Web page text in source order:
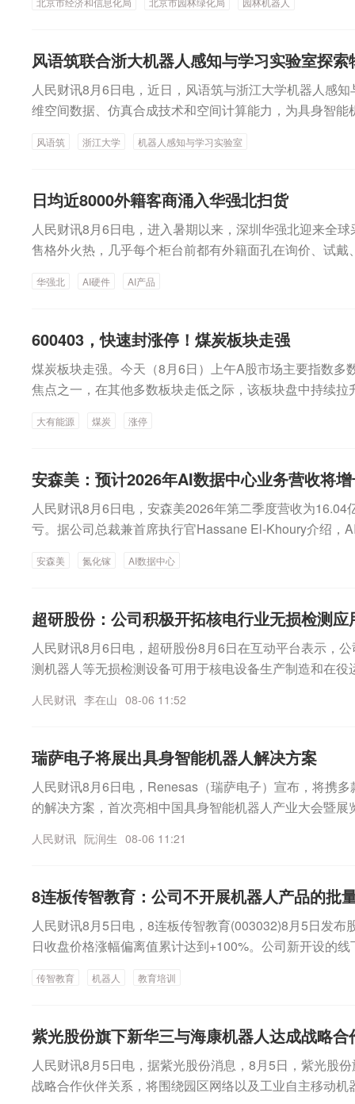
园林绿化精细化管理、赋能首都花园城市建设的重要抓
人常态化对接机制，推进实地踏勘与示范试点建设；持
加快适配型机器人方案落地试用，打造可复制推广的智
器人产业协同高质量发展。
风语筑联合浙大机器人感知与学习实验室探
人民财讯8月6日电，近日，风语筑与浙江大学机器人感
维空间数据、仿真合成技术和空间计算能力，为具身智
人企业提供理解真实世界所需的训练数据与仿真环境。
风语筑 浙江大学 机器人感知与学习实验室
日均近8000外籍客商涌入华强北扫货
人民财讯8月6日电，进入暑期以来，深圳华强北迎来全
售格外火热，几乎每个柜台前都有外籍面孔在询价、试
1%。2026年1—7月，华强北AI产品全品类销售额同比
华强北 AI硬件 AI产品
600403，快速封涨停！煤炭板块走强
煤炭板块走强。今天（8月6日）上午A股市场主要指数多
焦点之一，在其他多数板块走低之际，该板块盘中持续拉
截至上午收盘，上证指数涨0.01%，深证成指跌0.52%，
跌，板块盘中跌幅超过2%，长缆科技、长城电工、汉缆
媒、汽车、环保、美容护理、钢铁、非银金融等板块盘中
拉升，涨幅一度逼近3%。昊华能源盘初涨停，大有能源
直线拉升并快速封涨停，淮北矿业、兖矿能源、平煤股份
股票涨幅居前。建筑材料、通信、电子、石油石化等板
共享单车等产品及其关键零部件的研发、设计、生产与
athlon（迪卡侬）、Samchuly（三千里）、MFC、Scott
（松下）等全球著名自行车品牌运营商，以及哈啰、青桔
营商提供整车及关键零部件制造服务。MINIMAX-W股价
铺黄金、洛阳钼业、药明生物等股票领涨。恒生科技指
恒生科技指数成份股中，中芯国际、百度集团-SW、阿
汽车-W、地平线机器人-W等多只股票盘中跌幅超过2%。
务实施办法》的有关规定，沪港通下港股通（以下简称“
月6日）起生效。在MINIMAX-W大涨之余，今天上午立
幅一度超过8%；三环集团港股则出现调整，盘中跌幅超
大有能源 煤炭 涨停
安森美：预计2026年AI数据中心业务营收将
人民财讯8月6日电，安森美2026年第二季度营收为
亏。据公司总裁兼首席执行官Hassane El-Khoury介绍
I数据中心、机器人及工业基础设施等应用，公司推出了
安森美 氮化镓 AI数据中心
超研股份：公司积极开拓核电行业无损检测应
人民财讯8月6日电，超研股份8月6日在互动平台表示，
测机器人等无损检测设备可用于核电设备生产制造和在
人民财讯 李在山 08-06 11:52
瑞萨电子将展出具身智能机器人解决方案
人民财讯8月6日电，Renesas（瑞萨电子）宣布，将携
的解决方案，首次亮相中国具身智能机器人产业大会暨
人民财讯 阮润生 08-06 11:21
8连板传智教育：公司不开展机器人产品的批
人民财讯8月5日电，8连板传智教育(003032)8月5日发
日收盘价格涨幅偏离值累计达到+100%。公司新开设的
的合作仅限于培训相关业务，未签订任何涉及股权投资
传智教育 机器人 教育培训
紫光股份旗下新华三与海康机器人达成战略合
人民财讯8月5日电，据紫光股份消息，8月5日，紫光股
战略合作伙伴关系，将围绕园区网络以及工业自主移动